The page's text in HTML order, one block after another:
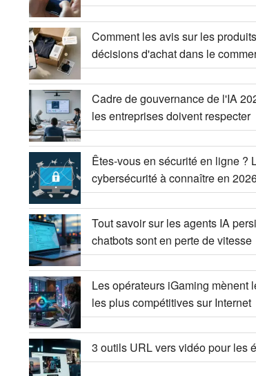
Comment les avis sur les
décisions d'achat dans le
Cadre de gouvernance de l'IA
les entreprises doivent respecter
Êtes-vous en sécurité en ligne ?
cybersécurité à connaître en
Tout savoir sur les agents IA
chatbots sont en perte de vitesse
Les opérateurs iGaming mènent
les plus compétitives sur Internet
3 outils URL vers vidéo pour les